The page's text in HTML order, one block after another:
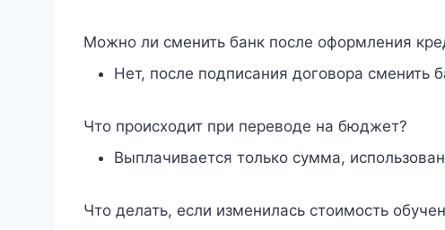
Можно ли сменить банк после оформления
Нет, после подписания договора сменить
Что происходит при переводе на бюджет?
Выплачивается только сумма,
Что делать, если изменилась стоимость